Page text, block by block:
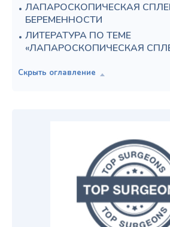
ЛАПАРОСКОПИЧЕСКАЯ
БЕРЕМЕННОСТИ
ЛИТЕРАТУРА ПО ТЕМЕ
«ЛАПАРОСКОПИЧЕСКАЯ